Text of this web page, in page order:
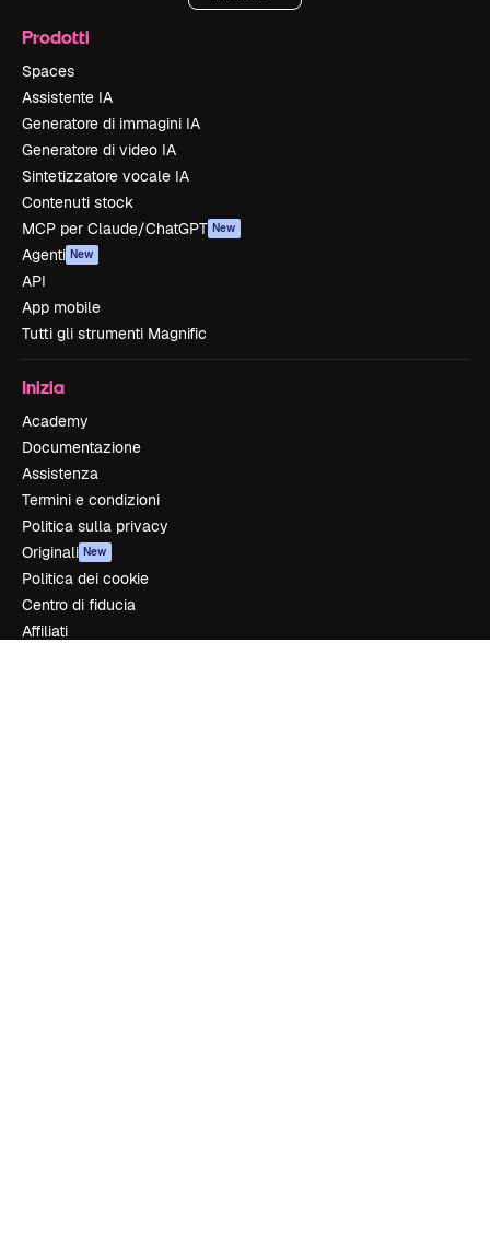
Prodotti
Spaces
Assistente IA
Generatore di immagini IA
Generatore di video IA
Sintetizzatore vocale IA
Contenuti stock
MCP per Claude/ChatGPT New
Agenti New
API
App mobile
Tutti gli strumenti Magnific
Inizia
Academy
Documentazione
Assistenza
Termini e condizioni
Politica sulla privacy
Originali New
Politica dei cookie
Centro di fiducia
Affiliati